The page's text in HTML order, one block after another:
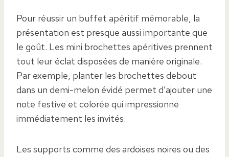
Pour réussir un buffet apéritif mémorable, la
présentation est presque aussi importante que
le goût. Les mini brochettes apéritives prennent
tout leur éclat disposées de manière originale.
Par exemple, planter les brochettes debout
dans un demi-melon évidé permet d’ajouter une
note festive et colorée qui impressionne
immédiatement les invités.
Les supports comme des ardoises noires ou des